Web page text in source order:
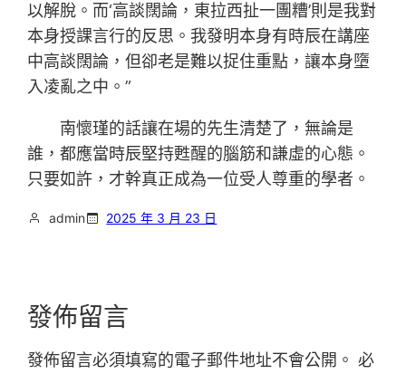
以解脫。而‘高談闊論，東拉西扯一團糟’則是我對
本身授課言行的反思。我發明本身有時辰在講座
中高談闊論，但卻老是難以捉住重點，讓本身墮
入凌亂之中。”
南懷瑾的話讓在場的先生清楚了，無論是
誰，都應當時辰堅持甦醒的腦筋和謙虛的心態。
只要如許，才幹真正成為一位受人尊重的學者。
admin 2025 年 3 月 23 日
發佈留言
發佈留言必須填寫的電子郵件地址不會公開。 必